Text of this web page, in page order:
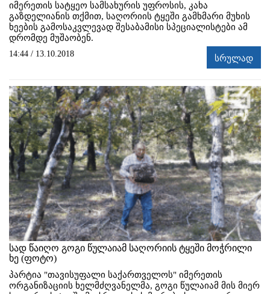
იმერეთის სატყეო სამსახურის უფროსის, კახა
გაზდელიანის თქმით, საღორიის ტყეში გამხმარი მუხის
ხეების გამოსაკვლევად შესაბამისი სპეციალისტები ამ
დრომდე მუშაობენ.
14:44 / 13.10.2018 სრულად
სად წაიღო გოგი წულაიამ საღორიის ტყეში მოჭრილი
ხე (ფოტო)
პარტია "თავისუფალი საქართველოს" იმერეთის
ორგანიზაციის ხელმძღვანელმა, გოგი წულაიამ მის მიერ